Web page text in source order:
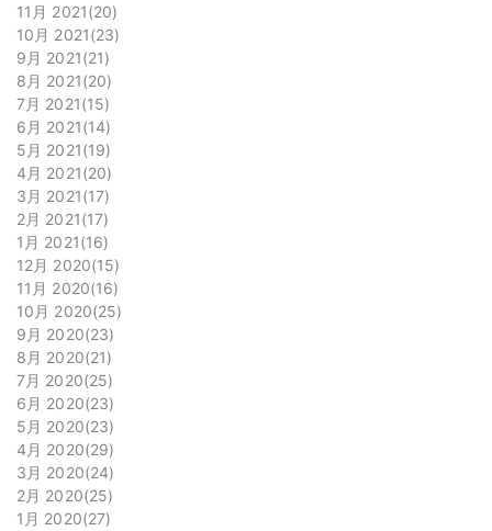
11月 2021 20
10月 2021 23
9月 2021 21
8月 2021 20
7月 2021 15
6月 2021 14
5月 2021 19
4月 2021 20
3月 2021 17
2月 2021 17
1月 2021 16
12月 2020 15
11月 2020 16
10月 2020 25
9月 2020 23
8月 2020 21
7月 2020 25
6月 2020 23
5月 2020 23
4月 2020 29
3月 2020 24
2月 2020 25
1月 2020 27